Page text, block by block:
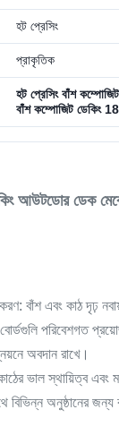
হট প্রেসিং
প্রাকৃতিক
হট প্রেসিং বাঁশ
বাঁশ কম্পোজিট ডেকিং 18
আউটডোর ডেক
বাঁশ এবং কাঠ দৃঢ়
পরিবেশগত
অবদান রাখে।
ভাল স্থায়িত্ব এবং
বিভিন্ন অনুষ্ঠানের